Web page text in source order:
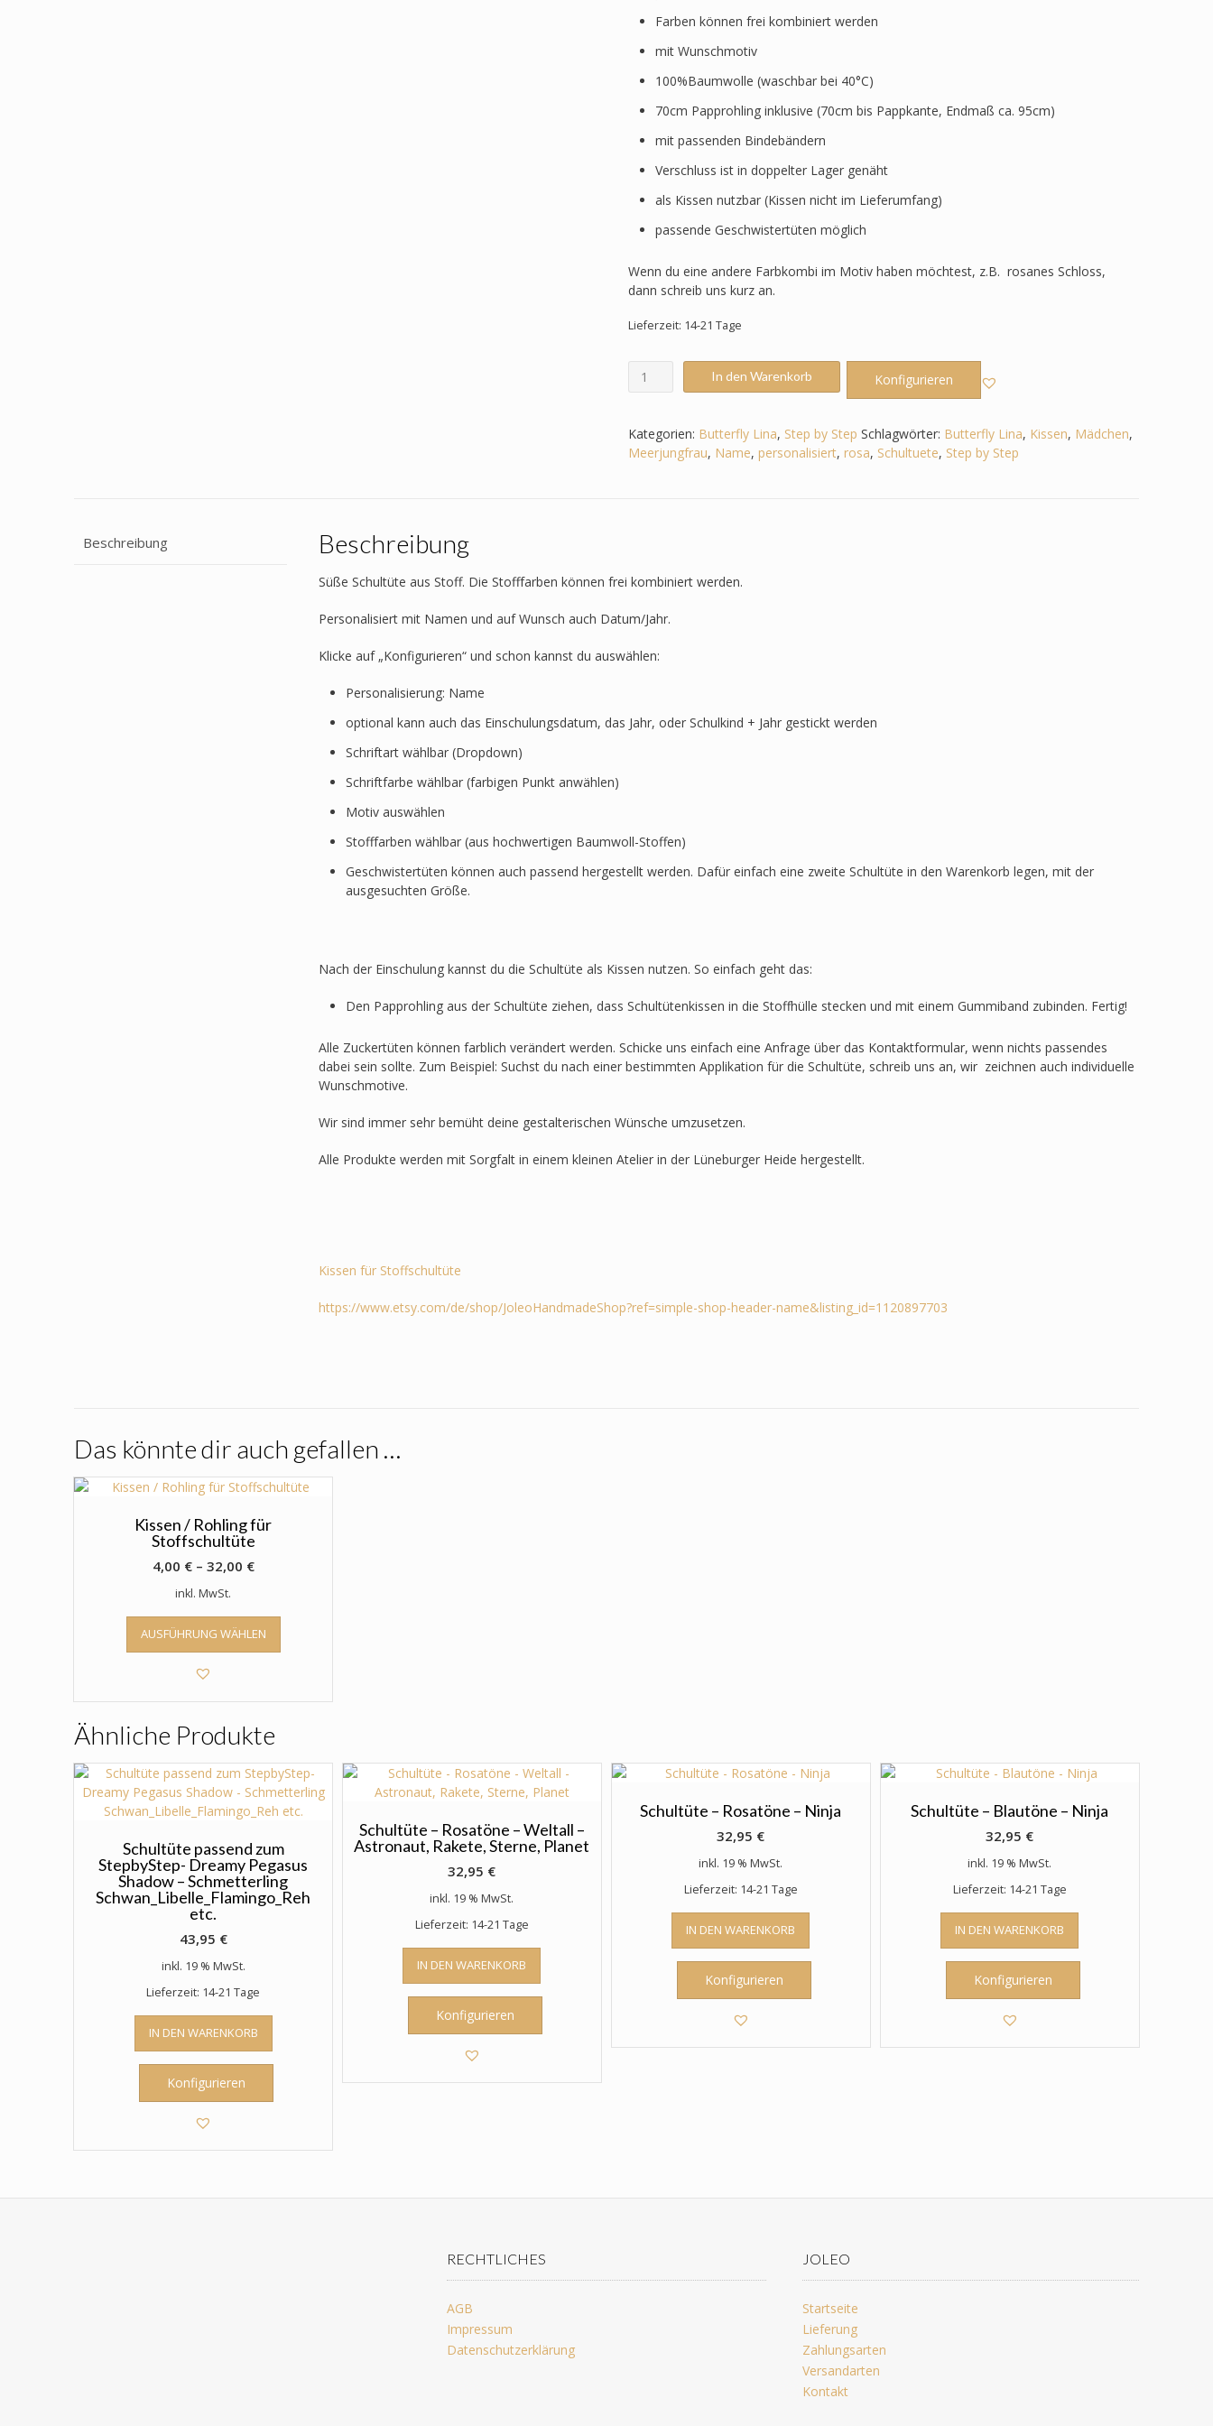
Farben können frei kombiniert werden
mit Wunschmotiv
100%Baumwolle (waschbar bei 40°C)
70cm Papprohling inklusive (70cm bis Pappkante, Endmaß ca. 95cm)
mit passenden Bindebändern
Verschluss ist in doppelter Lager genäht
als Kissen nutzbar (Kissen nicht im Lieferumfang)
passende Geschwistertüten möglich
Wenn du eine andere Farbkombi im Motiv haben möchtest, z.B. rosanes Schloss,
dann schreib uns kurz an.
Lieferzeit: 14-21 Tage
Schultüte
Step
by
Menge
In den Warenkorb Konfigurieren
Kategorien: Butterfly Lina, Step by Step Schlagwörter: Butterfly Lina, Kissen, Mädchen,
Meerjungfrau, Name, personalisiert, rosa, Schultuete, Step by Step
Beschreibung Beschreibung
Süße Schultüte aus Stoff. Die Stofffarben können frei kombiniert werden.
Personalisiert mit Namen und auf Wunsch auch Datum/Jahr.
Klicke auf „Konfigurieren“ und schon kannst du auswählen:
Personalisierung: Name
optional kann auch das Einschulungsdatum, das Jahr, oder Schulkind + Jahr gestickt werden
Schriftart wählbar (Dropdown)
Schriftfarbe wählbar (farbigen Punkt anwählen)
Motiv auswählen
Stofffarben wählbar (aus hochwertigen Baumwoll-Stoffen)
Geschwistertüten können auch passend hergestellt werden. Dafür einfach eine zweite Schultüte in den Warenkorb legen, mit der
ausgesuchten Größe.
Nach der Einschulung kannst du die Schultüte als Kissen nutzen. So einfach geht das:
Den Papprohling aus der Schultüte ziehen, dass Schultütenkissen in die Stoffhülle stecken und mit einem Gummiband zubinden. Fertig!
Alle Zuckertüten können farblich verändert werden. Schicke uns einfach eine Anfrage über das Kontaktformular, wenn nichts passendes
dabei sein sollte. Zum Beispiel: Suchst du nach einer bestimmten Applikation für die Schultüte, schreib uns an, wir zeichnen auch individuelle
Wunschmotive.
Wir sind immer sehr bemüht deine gestalterischen Wünsche umzusetzen.
Alle Produkte werden mit Sorgfalt in einem kleinen Atelier in der Lüneburger Heide hergestellt.
Kissen für Stoffschultüte
https://www.etsy.com/de/shop/JoleoHandmadeShop?ref=simple-shop-header-name&listing_id=1120897703
Das könnte dir auch gefallen …
Kissen / Rohling für
Stoffschultüte
4,00 €– 32,00 €
inkl. MwSt.
AUSFÜHRUNG WÄHLEN
Dieses
weist
können
auf
der
gewählt
werden
Ähnliche Produkte
Schultüte passend zum
StepbyStep- Dreamy Pegasus
Shadow – Schmetterling
Schwan_Libelle_Flamingo_Reh
etc.
43,95 €
inkl. 19 % MwSt.
Lieferzeit: 14-21 Tage
IN DEN WARENKORB
Konfigurieren
Schultüte – Rosatöne – Weltall –
Astronaut, Rakete, Sterne, Planet
32,95 €
inkl. 19 % MwSt.
Lieferzeit: 14-21 Tage
IN DEN WARENKORB
Konfigurieren
Schultüte – Rosatöne – Ninja
32,95 €
inkl. 19 % MwSt.
Lieferzeit: 14-21 Tage
IN DEN WARENKORB
Konfigurieren
Schultüte – Blautöne – Ninja
32,95 €
inkl. 19 % MwSt.
Lieferzeit: 14-21 Tage
IN DEN WARENKORB
Konfigurieren
RECHTLICHES
AGB
Impressum
Datenschutzerklärung
JOLEO
Startseite
Lieferung
Zahlungsarten
Versandarten
Kontakt